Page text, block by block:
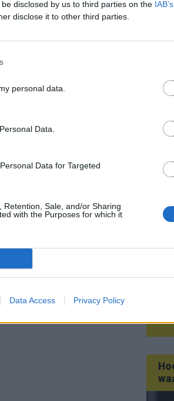
disclosed by us to third parties on the
disclose it to other third parties.
personal data.
Data.
Data for Targeted
Sale, and/or Sharing
with the Purposes for which it
Data Access Privacy Policy
in Europa